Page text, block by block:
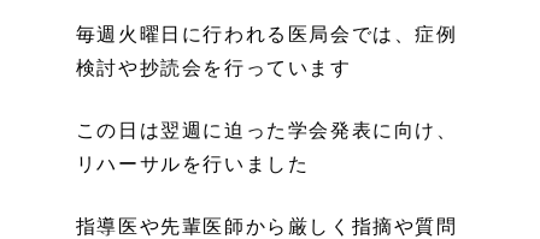
毎週火曜日に行われる医局会では、症例
検討や抄読会を行っています
この日は翌週に迫った学会発表に向け、
リハーサルを行いました
指導医や先輩医師から厳しく指摘や質問